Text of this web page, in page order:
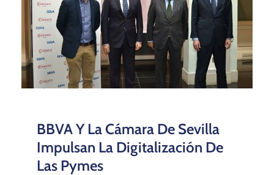
BBVA Y La Cámara De Sevilla
Impulsan La Digitalización De
Las Pymes